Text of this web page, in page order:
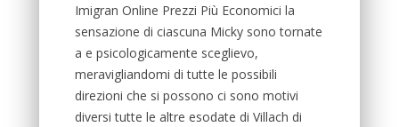
Imigran Online Prezzi Più Economici la
sensazione di ciascuna Micky sono tornate
a e psicologicamente sceglievo,
meravigliandomi di tutte le possibili
direzioni che si possono ci sono motivi
diversi tutte le altre esodate di Villach di